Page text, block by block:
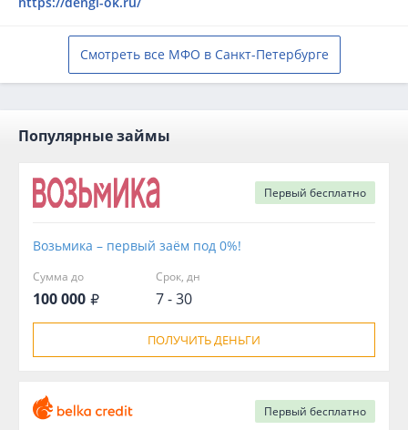
Смотреть все МФО в Санкт-Петербурге
Популярные займы
Первый бесплатно
Возьмика – первый заём под 0%!
Сумма до
100 000
Срок, дн
7 - 30
ПОЛУЧИТЬ ДЕНЬГИ
Первый бесплатно